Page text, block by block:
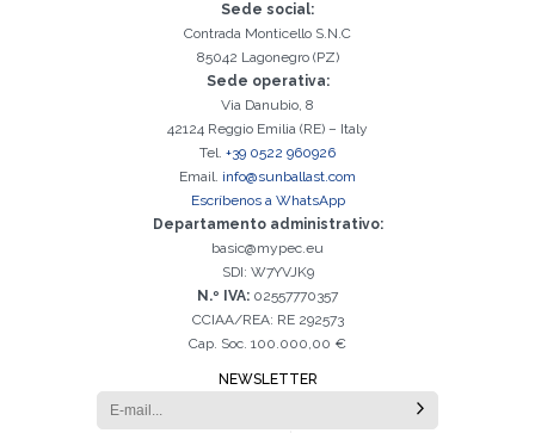
Sede social:
Contrada Monticello S.N.C
85042 Lagonegro (PZ)
Sede operativa:
Via Danubio, 8
42124 Reggio Emilia (RE) – Italy
Tel. +39 0522 960926
Email. info@sunballast.com
Escríbenos a WhatsApp
Departamento administrativo:
basic@mypec.eu
SDI: W7YVJK9
N.º IVA: 02557770357
CCIAA/REA: RE 292573
Cap. Soc. 100.000,00 €
NEWSLETTER